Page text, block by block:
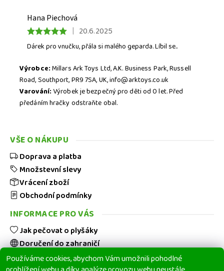
seznámili s našimi
OSOBNÍCH ÚDAJŮ
Hana Piechová
| 20.6.2025
Dárek pro vnučku, přála si malého geparda. Líbil se..
Výrobce:Millars Ark Toys Ltd, A.K. Business Park, Russell
Road, Southport, PR9 7SA, UK, info@arktoys.co.uk
Varování:Výrobek je bezpečný pro děti od 0 let. Před
předáním hračky odstraňte obal.
Používáme cookies, abychom Vám umožnili pohodlné
VŠE O NÁKUPU
Doprava a platba
Množstevní slevy
Vrácení zboží
Obchodní podmínky
INFORMACE PRO VÁS
Jak pečovat o plyšáky
Doručení do zahraničí
Hodnocení obchodu